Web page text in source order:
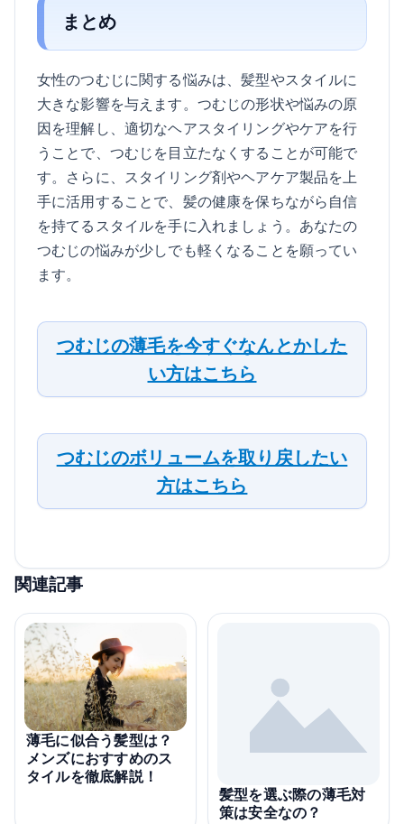
まとめ
女性のつむじに関する悩みは、髪型やスタイルに
大きな影響を与えます。つむじの形状や悩みの原
因を理解し、適切なヘアスタイリングやケアを行
うことで、つむじを目立たなくすることが可能で
す。さらに、スタイリング剤やヘアケア製品を上
手に活用することで、髪の健康を保ちながら自信
を持てるスタイルを手に入れましょう。あなたの
つむじの悩みが少しでも軽くなることを願ってい
ます。
つむじの薄毛を今すぐなんとかした
い方はこちら
つむじのボリュームを取り戻したい
方はこちら
関連記事
薄毛に似合う髪型は？
メンズにおすすめのス
タイルを徹底解説！
髪型を選ぶ際の薄毛対
策は安全なの？